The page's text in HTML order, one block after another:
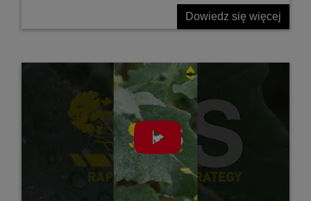
Dowiedz się więcej